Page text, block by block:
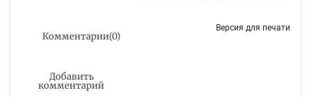
Комментарии(0)
Версия для печати
Добавить
комментарий